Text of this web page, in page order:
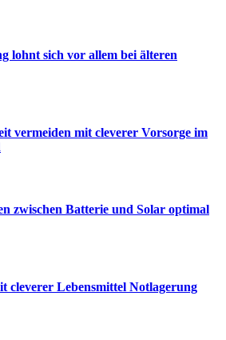
lohnt sich vor allem bei älteren
vermeiden mit cleverer Vorsorge im
zwischen Batterie und Solar optimal
cleverer Lebensmittel Notlagerung